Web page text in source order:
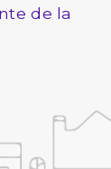
de la